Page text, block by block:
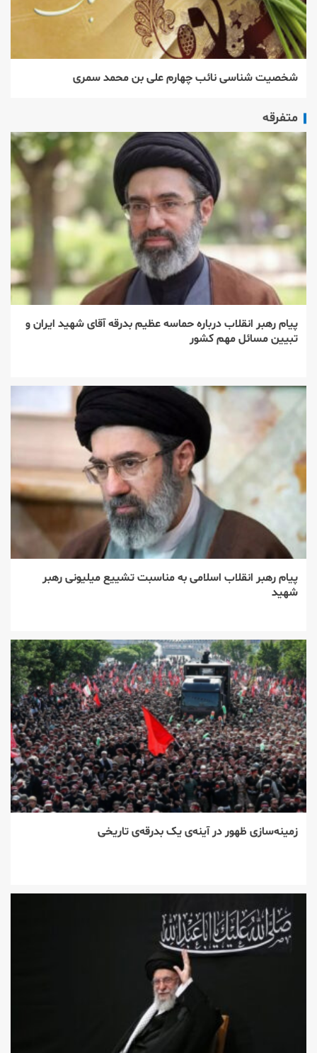
شخصیت شناسی نائب چهارم علی بن محمد سمری
متفرقه
پیام رهبر انقلاب درباره حماسه عظیم بدرقه آقای شهید ایران و
تبیین مسائل مهم کشور
پیام رهبر انقلاب اسلامی به مناسبت تشییع میلیونی رهبر
شهید
زمینه‌سازی ظهور در آینه‌ی یک بدرقه‌ی تاریخی